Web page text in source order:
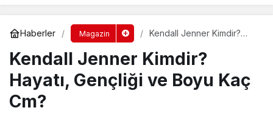
Haberler Magazin
Kendall Jenner Kimdir?
Kaç Cm?
Kendall Jenner Kimdir?
Hayatı, Gençliği ve Boyu Kaç
Cm?